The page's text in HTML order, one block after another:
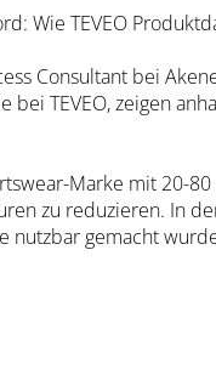
Wie TEVEO
Consultant bei
bei TEVEO, zeigen
Marke mit 20-
zu reduzieren. In
nutzbar gemacht